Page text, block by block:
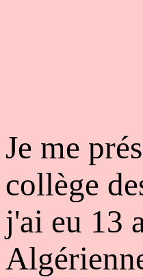
Je me
collège
j'ai eu 13